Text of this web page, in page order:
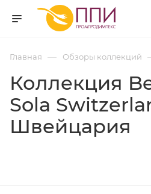
Главная — Обзоры коллекций
Коллекция
Sola
Швейцария